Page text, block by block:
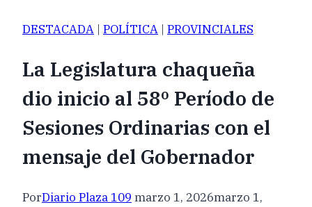
DESTACADA | POLÍTICA | PROVINCIALES
La Legislatura chaqueña
dio inicio al 58º Período de
Sesiones Ordinarias con el
mensaje del Gobernador
PorDiario Plaza 109 marzo 1, 2026marzo 1,